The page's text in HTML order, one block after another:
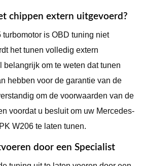
chippen extern uitgevoerd?
turbomotor is OBD tuning niet
het tunen volledig extern
belangrijk om te weten dat tunen
hebben voor de garantie van de
om de voorwaarden van de
voordat u besluit om uw Mercedes-
W206 te laten tunen.
door een Specialist